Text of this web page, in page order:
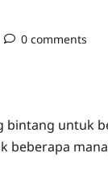
0 comments
bintang untuk
beberapa